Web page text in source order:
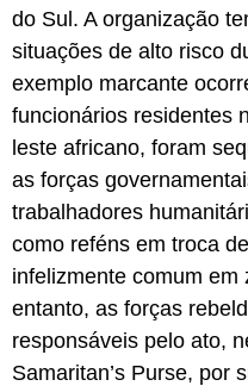
do Sul. A organização
situações de alto risco
exemplo marcante
funcionários residentes
leste africano, foram
as forças
trabalhadores
como reféns em troca
infelizmente comum em
entanto, as forças
responsáveis pelo ato,
Samaritan’s Purse, por